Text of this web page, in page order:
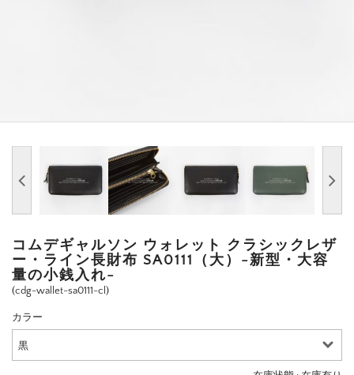
コムデギャルソン ウォレット クラシックレザ
ー・ライン長財布 SA0111（大）-新型・大容
量の小銭入れ-
(cdg-wallet-sa0111-cl)
カラー